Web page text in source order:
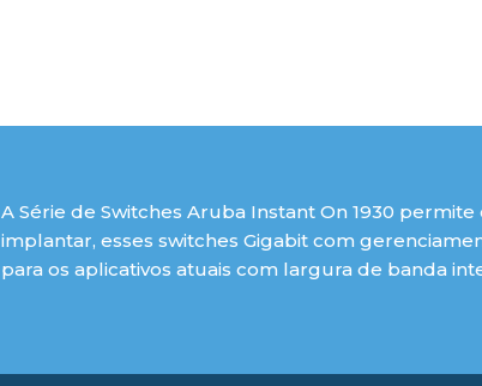
A Série de Switches Aruba Instant On 1930
implantar, esses switches Gigabit com
para os aplicativos atuais com largura de banda